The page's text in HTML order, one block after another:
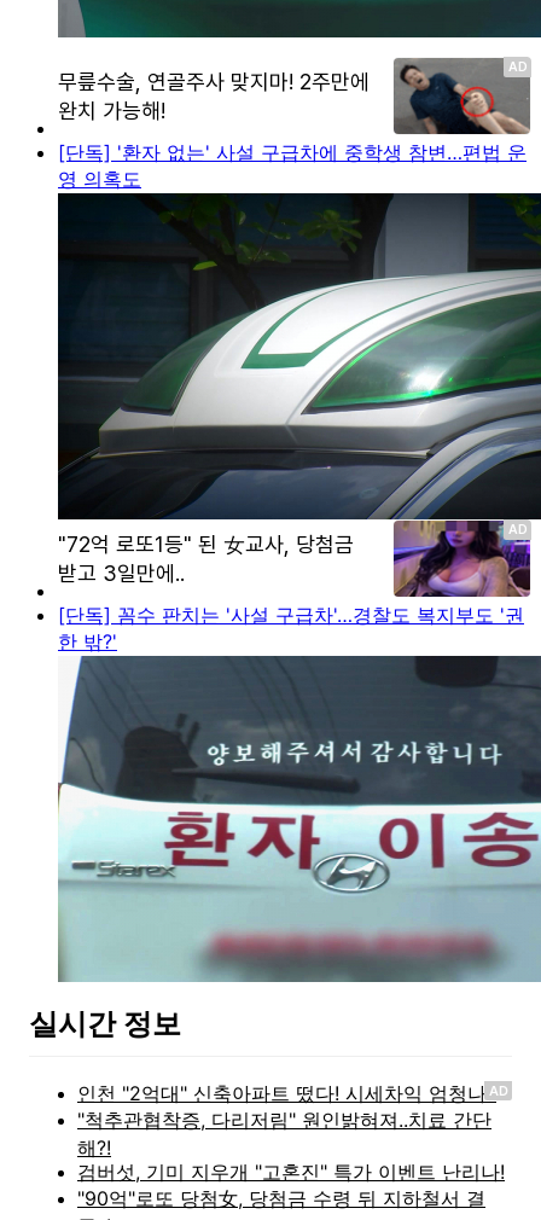
[단독] '환자 없는' 사설 구급차에 중학생 참변…편법 운
영 의혹도
[단독] 꼼수 판치는 '사설 구급차'…경찰도 복지부도 '권
한 밖?'
실시간 정보
AD